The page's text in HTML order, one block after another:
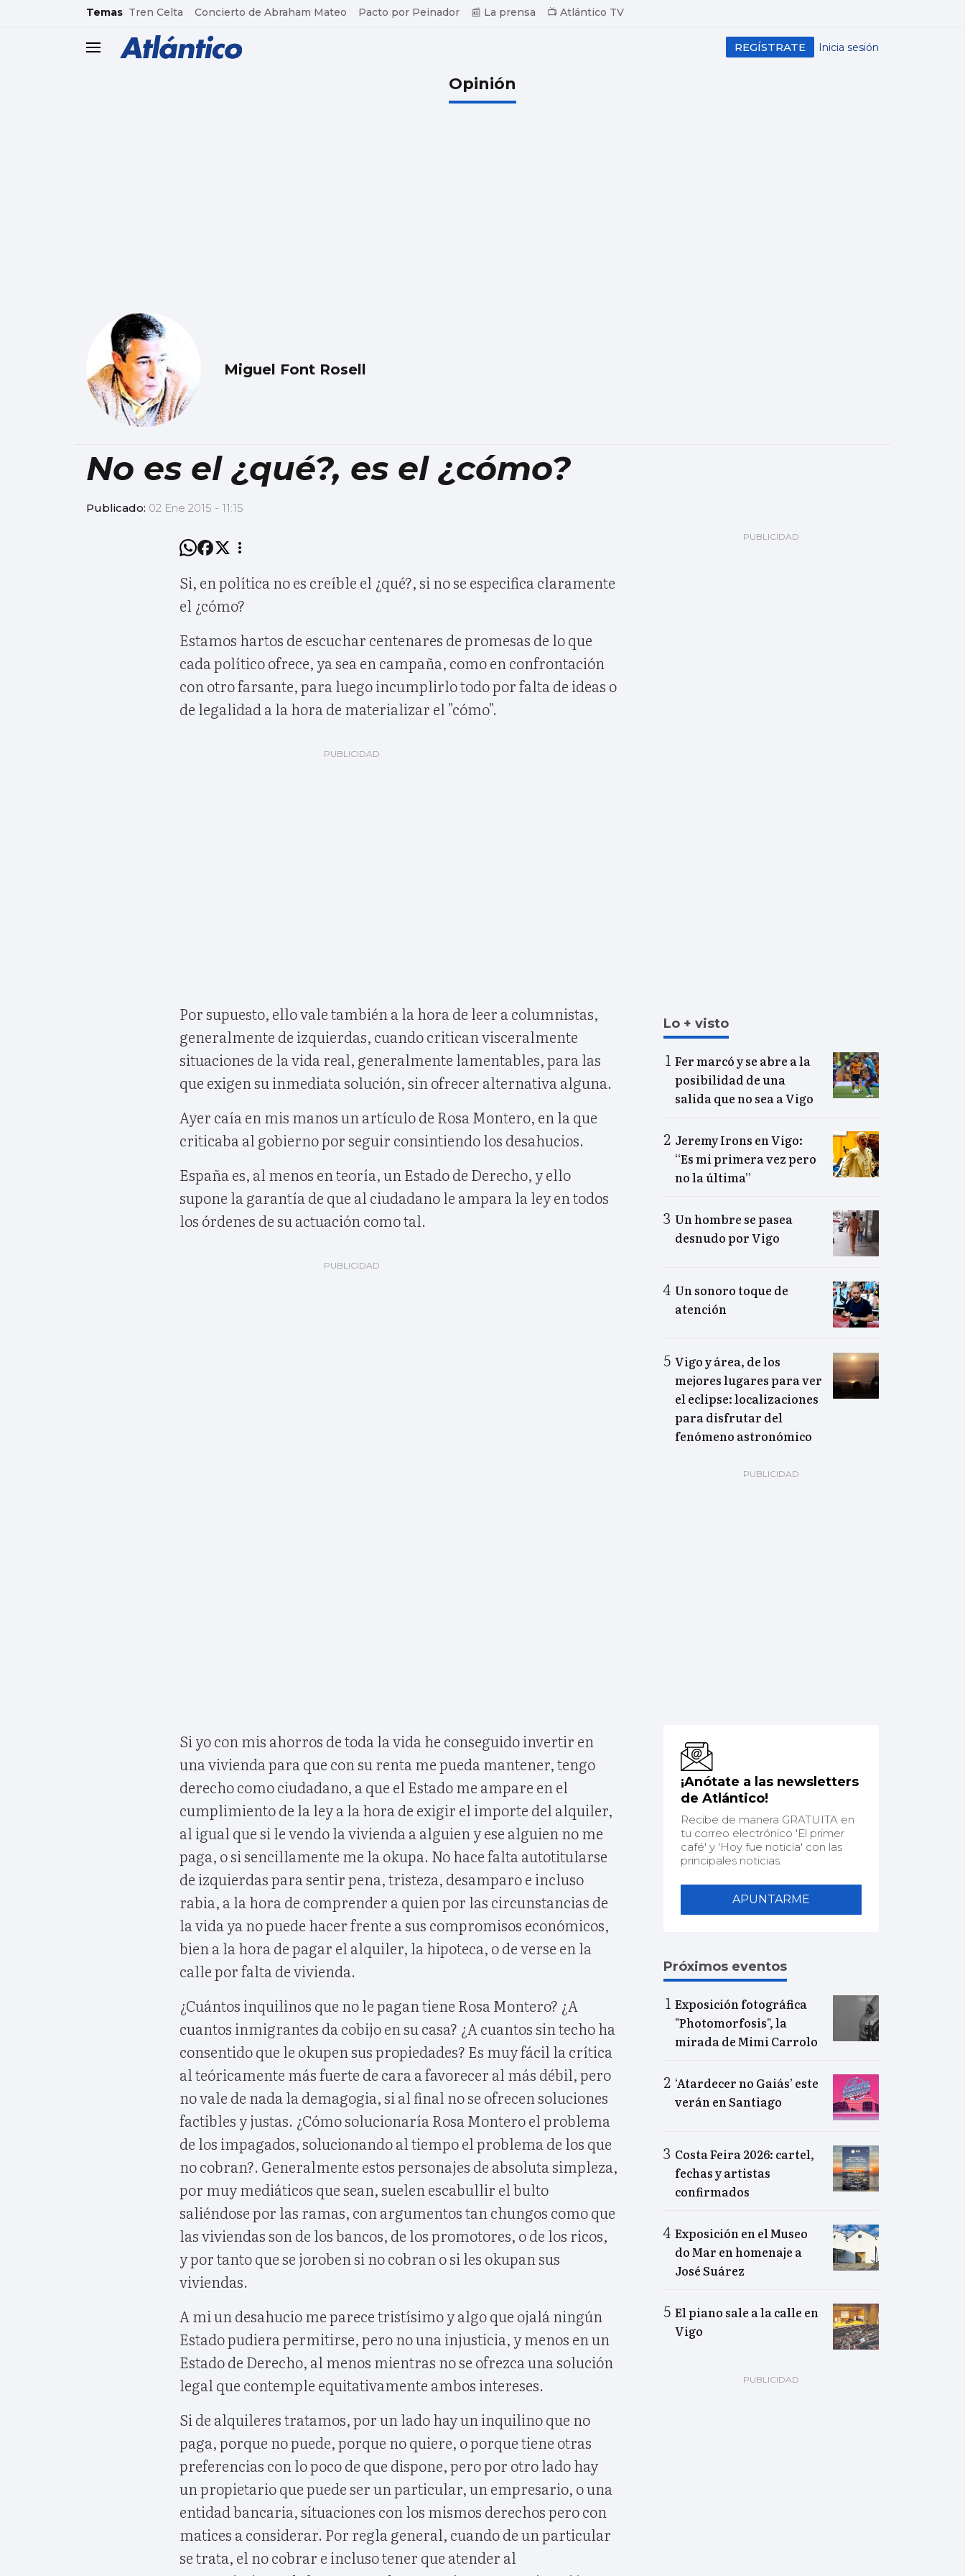
common.go-to-content
Temas Tren Celta Concierto de Abraham Mateo Pacto por Peinador 📰 La prensa 📺 Atlántico TV
header.menu.open Inicia sesión
REGÍSTRATE
Opinión
Miguel Font Rosell
No es el ¿qué?, es el ¿cómo?
Publicado: 02 Ene 2015 - 11:15
Si, en política no es creíble el ¿qué?, si no se especifica claramente
el ¿cómo?
Estamos hartos de escuchar centenares de promesas de lo que
cada político ofrece, ya sea en campaña, como en confrontación
con otro farsante, para luego incumplirlo todo por falta de ideas o
de legalidad a la hora de materializar el "cómo".
Por supuesto, ello vale también a la hora de leer a columnistas,
generalmente de izquierdas, cuando critican visceralmente
situaciones de la vida real, generalmente lamentables, para las
que exigen su inmediata solución, sin ofrecer alternativa alguna.
Ayer caía en mis manos un artículo de Rosa Montero, en la que
criticaba al gobierno por seguir consintiendo los desahucios.
España es, al menos en teoría, un Estado de Derecho, y ello
supone la garantía de que al ciudadano le ampara la ley en todos
los órdenes de su actuación como tal.
Si yo con mis ahorros de toda la vida he conseguido invertir en
una vivienda para que con su renta me pueda mantener, tengo
derecho como ciudadano, a que el Estado me ampare en el
cumplimiento de la ley a la hora de exigir el importe del alquiler,
al igual que si le vendo la vivienda a alguien y ese alguien no me
paga, o si sencillamente me la okupa. No hace falta autotitularse
de izquierdas para sentir pena, tristeza, desamparo e incluso
rabia, a la hora de comprender a quien por las circunstancias de
la vida ya no puede hacer frente a sus compromisos económicos,
bien a la hora de pagar el alquiler, la hipoteca, o de verse en la
calle por falta de vivienda.
¿Cuántos inquilinos que no le pagan tiene Rosa Montero? ¿A
cuantos inmigrantes da cobijo en su casa? ¿A cuantos sin techo ha
consentido que le okupen sus propiedades? Es muy fácil la crítica
al teóricamente más fuerte de cara a favorecer al más débil, pero
no vale de nada la demagogia, si al final no se ofrecen soluciones
factibles y justas. ¿Cómo solucionaría Rosa Montero el problema
de los impagados, solucionando al tiempo el problema de los que
no cobran?. Generalmente estos personajes de absoluta simpleza,
por muy mediáticos que sean, suelen escabullir el bulto
saliéndose por las ramas, con argumentos tan chungos como que
las viviendas son de los bancos, de los promotores, o de los ricos,
y por tanto que se joroben si no cobran o si les okupan sus
viviendas.
A mi un desahucio me parece tristísimo y algo que ojalá ningún
Estado pudiera permitirse, pero no una injusticia, y menos en un
Estado de Derecho, al menos mientras no se ofrezca una solución
legal que contemple equitativamente ambos intereses.
Si de alquileres tratamos, por un lado hay un inquilino que no
paga, porque no puede, porque no quiere, o porque tiene otras
preferencias con lo poco de que dispone, pero por otro lado hay
un propietario que puede ser un particular, un empresario, o una
entidad bancaria, situaciones con los mismos derechos pero con
matices a considerar. Por regla general, cuando de un particular
se trata, el no cobrar e incluso tener que atender al
Lo + visto
Fer marcó y se abre a la
posibilidad de una
salida que no sea a Vigo
Jeremy Irons en Vigo:
“Es mi primera vez pero
no la última”
Un hombre se pasea
desnudo por Vigo
Un sonoro toque de
atención
Vigo y área, de los
mejores lugares para ver
el eclipse: localizaciones
para disfrutar del
fenómeno astronómico
¡Anótate a las newsletters
de Atlántico!
Recibe de manera GRATUITA en
tu correo electrónico 'El primer
café' y 'Hoy fue noticia' con las
principales noticias.
APUNTARME
Próximos eventos
Exposición fotográfica
"Photomorfosis", la
mirada de Mimi Carrolo
‘Atardecer no Gaiás’ este
verán en Santiago
Costa Feira 2026: cartel,
fechas y artistas
confirmados
Exposición en el Museo
do Mar en homenaje a
José Suárez
El piano sale a la calle en
Vigo